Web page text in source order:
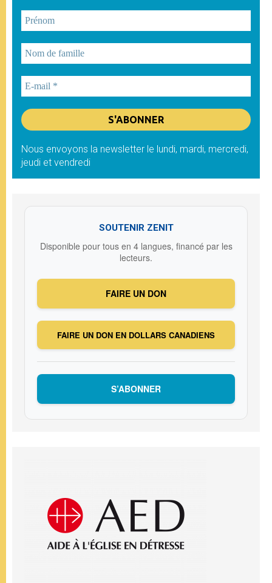
Nous envoyons la newsletter le lundi, mardi, mercredi,
jeudi et vendredi
SOUTENIR ZENIT
Disponible pour tous en 4 langues, financé par les
lecteurs.
FAIRE UN DON
FAIRE UN DON EN DOLLARS CANADIENS
S’ABONNER